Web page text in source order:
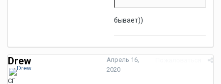
бывает))
Drew
СГ
Апрель 16,
2020